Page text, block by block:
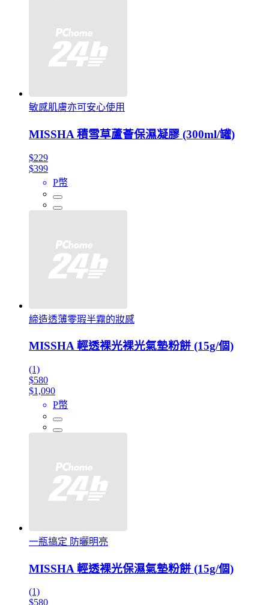
敏感肌膚亦可安心使用
MISSHA 積雪草蘆薈保濕凝膠 (300ml/罐)
$229
$399
P幣
締造透薄零瑕半霧的妝感
MISSHA 輕透裸光裸光氣墊粉餅 (15g/個)
(1)
$580
$1,090
P幣
一瓶搞定 防曬明亮
MISSHA 輕透裸光保濕氣墊粉餅 (15g/個)
(1)
$580